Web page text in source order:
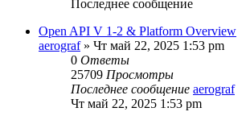
Последнее сообщение
Open API V 1-2 & Platform Overview
aerograf» Чт май 22, 2025 1:53 pm
0 Ответы
25709 Просмотры
Последнее сообщение aerograf
Чт май 22, 2025 1:53 pm